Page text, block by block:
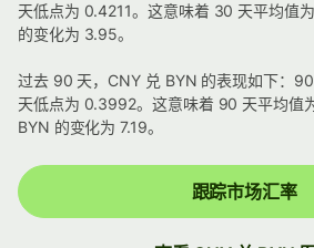
天低点为 0.4211。这意味着 30 天平均值
的变化为 3.95。
过去 90 天，CNY 兑 BYN 的表现如下：
天低点为 0.3992。这意味着 90 天平均值
BYN 的变化为 7.19。
跟踪市场汇率